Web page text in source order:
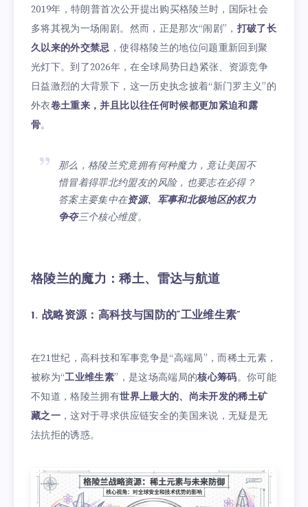
2019年，特朗普首次公开提出购买格陵兰时，国际社会
多将其视为一场闹剧。然而，正是那次“闹剧”， 打破了长
久以来的外交禁忌 ，使得格陵兰的地位问题重新回到聚
光灯下。到了2026年，在全球局势日趋紧张、资源竞争
日益激烈的大背景下，这一历史执念披着“新门罗主义”的
外衣卷土重来，并且比以往任何时候都更加紧迫和露
骨。
那么，格陵兰究竟拥有何种魔力，竟让美国不
惜冒着得罪北约盟友的风险，也要志在必得？
答案主要集中在资源、军事和北极地区的权力
争夺三个核心维度。
格陵兰的魔力：稀土、雷达与航道
1. 战略资源：高科技与国防的“工业维生素”
在21世纪，高科技和军事竞争是“高端局”，而稀土元素，
被称为“工业维生素”，是这场高端局的核心筹码。你可能
不知道，格陵兰拥有世界上最大的、尚未开发的稀土矿
藏之一 ，这对于寻求供应链安全的美国来说，无疑是无
法抗拒的诱惑。